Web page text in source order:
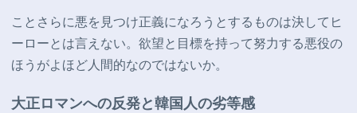
ことさらに悪を見つけ正義になろうとするものは決してヒ
ーローとは言えない。欲望と目標を持って努力する悪役の
ほうがよほど人間的なのではないか。
大正ロマンへの反発と韓国人の劣等感